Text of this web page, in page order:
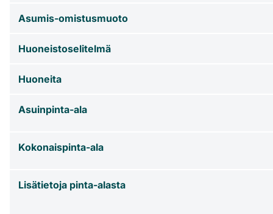
Asumis-omistusmuoto
Huoneistoselitelmä
Huoneita
Asuinpinta-ala
Kokonaispinta-ala
Lisätietoja pinta-alasta